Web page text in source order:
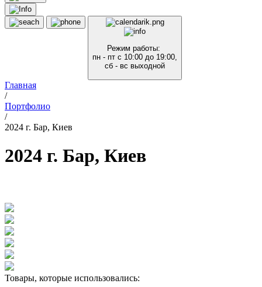
Режим работы:
пн - пт с 10:00 до 19:00,
сб - вс выходной
Главная
/
Портфолио
/
2024 г. Бар, Киев
2024 г. Бар, Киев
Товары, которые использовались: